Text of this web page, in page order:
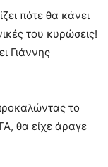
πότε θα κάνει
του κυρώσεις!
Γιάννης
το
θα είχε άραγε